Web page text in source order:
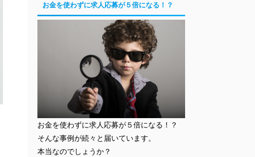
お金を使わずに求人応募が５倍になる！？
お金を使わずに求人応募が５倍になる！？
そんな事例が続々と届いています。
本当なのでしょうか？